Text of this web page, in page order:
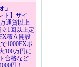
」
ト】ザイ
通貨以上
1回以上定
積立開設
1000FXポ
100万円に
合格など
円！